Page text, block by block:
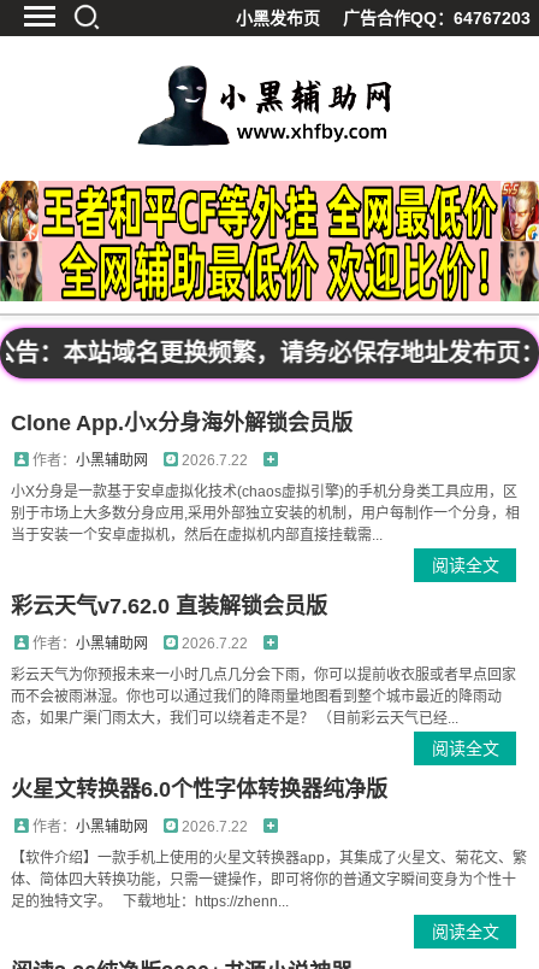
小黑发布页 广告合作QQ：64767203
精品软件
源码分享
资源宝库
影视解析
站内公告
本站域名更换频繁，请务必保存地址发布页：
Clone App.小x分身海外解锁会员版
作者： 小黑辅助网
2026.7.22
小X分身是一款基于安卓虚拟化技术(chaos虚拟引擎)的手机分身类工具应用，区
别于市场上大多数分身应用,采用外部独立安装的机制，用户每制作一个分身，相
当于安装一个安卓虚拟机，然后在虚拟机内部直接挂载需...
阅读全文
彩云天气v7.62.0 直装解锁会员版
作者： 小黑辅助网
2026.7.22
彩云天气为你预报未来一小时几点几分会下雨，你可以提前收衣服或者早点回家
而不会被雨淋湿。你也可以通过我们的降雨量地图看到整个城市最近的降雨动
态，如果广渠门雨太大，我们可以绕着走不是？ （目前彩云天气已经...
阅读全文
火星文转换器6.0个性字体转换器纯净版
作者： 小黑辅助网
2026.7.22
【软件介绍】一款手机上使用的火星文转换器app，其集成了火星文、菊花文、繁
体、简体四大转换功能，只需一键操作，即可将你的普通文字瞬间变身为个性十
足的独特文字。 下载地址：https://zhenn...
阅读全文